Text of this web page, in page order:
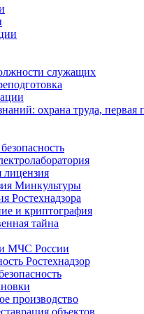
служащих
охрана труда,
лицензия
Минкультуры
Ростехнадзора
и криптография
тайна
МЧС России
Ростехнадзор
производство
объектов